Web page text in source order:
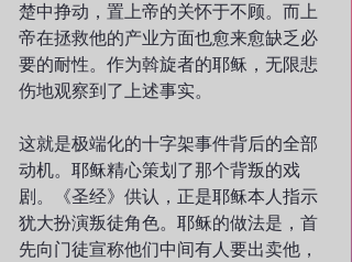
楚中挣动，置上帝的关怀于不顾。而上
帝在拯救他的产业方面也愈来愈缺乏必
要的耐性。作为斡旋者的耶稣，无限悲
伤地观察到了上述事实。
这就是极端化的十字架事件背后的全部
动机。耶稣精心策划了那个背叛的戏
剧。《圣经》供认，正是耶稣本人指示
犹大扮演叛徒角色。耶稣的做法是，首
先向门徒宣称他们中间有人要出卖他，